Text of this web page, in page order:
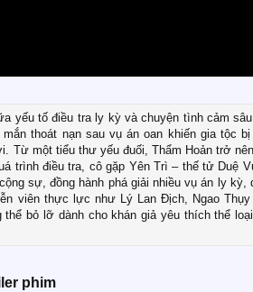
yếu tố điều tra ly kỳ và chuyện tình cảm
thoát nạn sau vụ án oan khiến gia tộc
Từ một tiểu thư yếu đuối, Thẩm Hoản trở
trình điều tra, cô gặp Yên Trì – thế tử Duệ
sự, đồng hành phá giải nhiều vụ án ly kỳ,
viên thực lực như Lý Lan Địch, Ngao
bỏ lỡ dành cho khán giả yêu thích thể
phim